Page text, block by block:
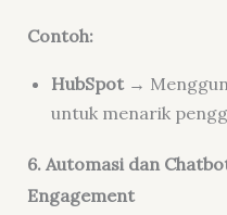
Contoh:
HubSpot→
untuk menarik
6. Automasi dan
Engagement